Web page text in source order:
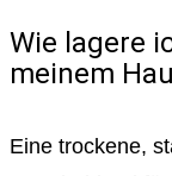
Wie lagere
meinem
Eine trockene,